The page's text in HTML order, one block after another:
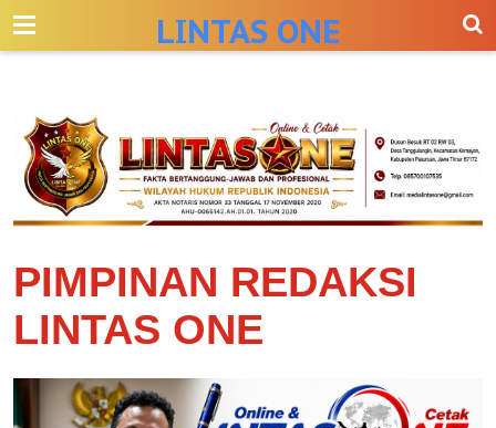
--> LINTAS ONE
PIMPINAN REDAKSI
LINTAS ONE